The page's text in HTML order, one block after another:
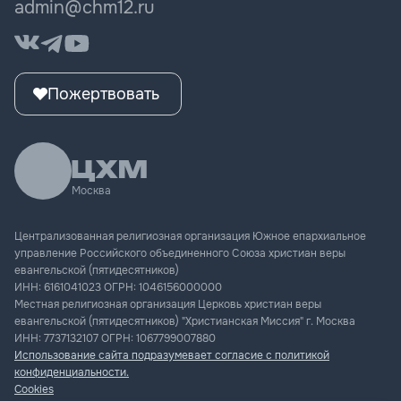
Москва
admin@chm12.ru
Пожертвовать
Централизованная религиозная организация Южное епархиальное
управление Российского объединенного Союза христиан веры
евангельской (пятидесятников)
ИНН: 6161041023ОГРН: 1046156000000
Местная религиозная организация Церковь христиан веры
евангельской (пятидесятников) "Христианская Миссия" г. Москва
ИНН: 7737132107ОГРН: 1067799007880
Использование сайта подразумевает согласие с политикой
конфиденциальности.
Cookies